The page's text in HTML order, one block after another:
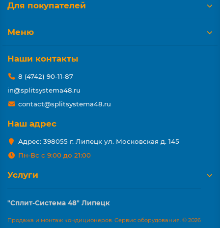
Для покупателей
Меню
Наши контакты
8 (4742) 90-11-87
in@splitsystema48.ru
contact@splitsystema48.ru
Наш адрес
Адрес: 398055 г. Липецк ул. Московская д. 145
Пн-Вс с 9:00 до 21:00
Услуги
"Сплит-Система 48" Липецк
Продажа и монтаж кондиционеров. Сервис оборудования. © 2026